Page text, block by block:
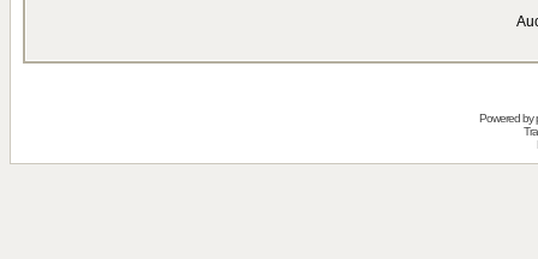
Powered by